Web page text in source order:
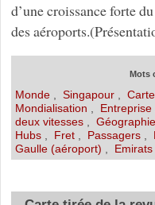
d’une croissance forte
des
Mots
Monde, Singapour
Mondialisation
Entreprise
deux vitesses,
Hubs, Fret, Passagers,
Gaulle (aéroport)